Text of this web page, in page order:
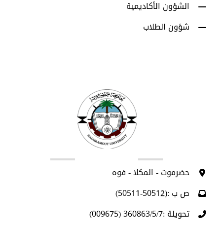
الشؤون الأكاديمية
شؤون الطلاب
حضرموت - المكلا - فوه
ص ب :(50512-50511)
تحويلة :360863/5/7 (009675)